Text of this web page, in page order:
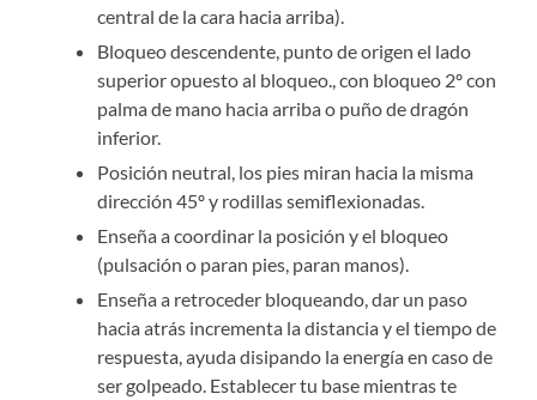
central de la cara hacia arriba).
Bloqueo descendente, punto de origen el lado
superior opuesto al bloqueo., con bloqueo 2º con
palma de mano hacia arriba o puño de dragón
inferior.
Posición neutral, los pies miran hacia la misma
dirección 45º y rodillas semiflexionadas.
Enseña a coordinar la posición y el bloqueo
(pulsación o paran pies, paran manos).
Enseña a retroceder bloqueando, dar un paso
hacia atrás incrementa la distancia y el tiempo de
respuesta, ayuda disipando la energía en caso de
ser golpeado. Establecer tu base mientras te